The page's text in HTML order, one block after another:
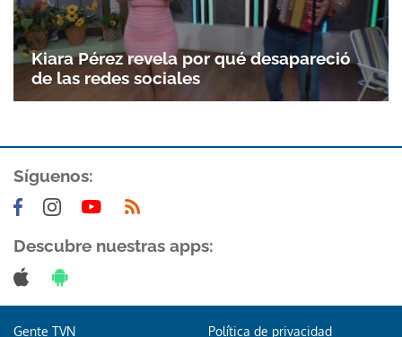
Kiara Pérez revela por qué desapareció
de las redes sociales
Síguenos:
Descubre nuestras apps:
Gente TVN Política de privacidad